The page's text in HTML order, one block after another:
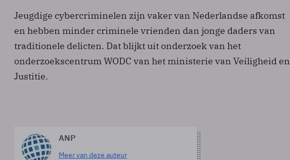
Jeugdige cybercriminelen zijn vaker van Nederlandse afkomst
en hebben minder criminele vrienden dan jonge daders van
traditionele delicten. Dat blijkt uit onderzoek van het
onderzoekscentrum WODC van het ministerie van Veiligheid en
Justitie.
ANP
Meer van deze auteur